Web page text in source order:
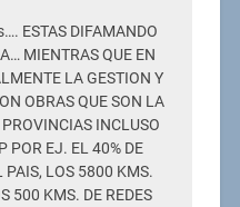
ESTAS DIFAMANDO
MIENTRAS QUE EN
LA GESTION Y
OBRAS QUE SON LA
INCLUSO
POR EJ. EL 40% DE
PAIS, LOS 5800 KMS.
500 KMS. DE REDES